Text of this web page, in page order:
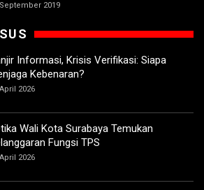
2019
Informasi, Krisis Verifikasi: Siapa
Kebenaran?
2026
Wali Kota Surabaya Temukan
Fungsi TPS
2026